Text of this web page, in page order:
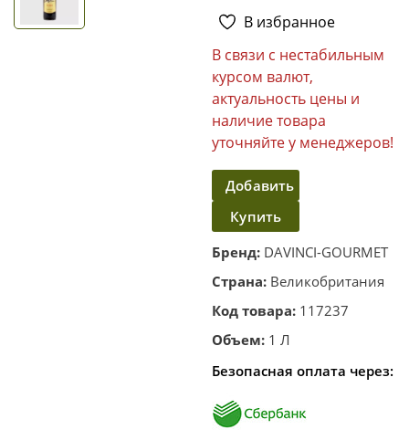
В избранное
В связи с нестабильным
курсом валют,
актуальность цены и
наличие товара
уточняйте у менеджеров!
Добавить
в
корзину
Купить
в один
клик
Бренд: DAVINCI-GOURMET
Страна: Великобритания
Код товара: 117237
Объем: 1 Л
Безопасная оплата через: